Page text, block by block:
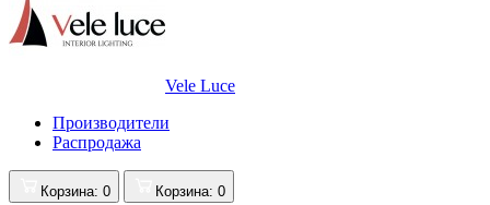
Vele Luce
Производители
Распродажа
Корзина: 0 Корзина: 0